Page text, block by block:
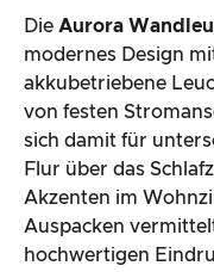
Die Aurora
modernes Design
akkubetriebene
von festen
sich damit für
Flur über das
Akzenten im
Auspacken
hochwertigen